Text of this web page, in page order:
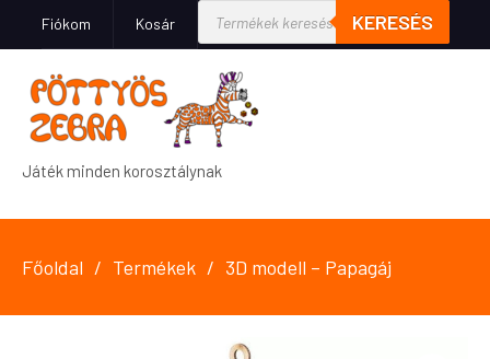
Fiókom Kosár KERESÉS
Játék minden korosztálynak
Főoldal Termékek 3D modell – Papagáj